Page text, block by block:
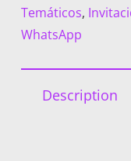
Sarah
Kay
Temáticos,
WhatsApp
Description